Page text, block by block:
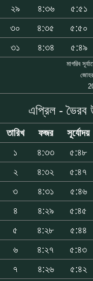
২৯
৪:৩৬ ৫:৫১
৩০
৪:৩৫ ৫:৫০
৩১
৪:৩৪ ৫:৪৯
মাগরিব
এপ্রিল - ভৈরব
তারিখ ফজর সূর্যোদয়
১
৪:৩৩ ৫:৪৮
২
৪:৩২ ৫:৪৭
৩
৪:৩১ ৫:৪৬
৪
৪:২৯ ৫:৪৫
৫
৪:২৮ ৫:৪৪
৬
৪:২৭ ৫:৪৩
৭
৪:২৬ ৫:৪২